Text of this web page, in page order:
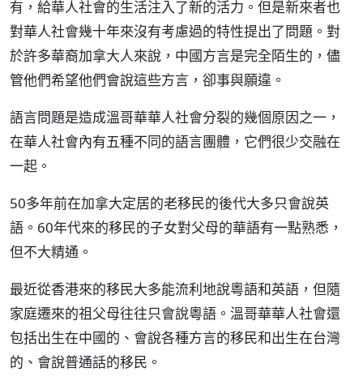
有，給華人社會的生活注入了新的活力。但是新來者也
對華人社會幾十年來沒有考慮過的特性提出了問題。對
於許多華裔加拿大人來說，中國方言是完全陌生的，儘
管他們希望他們會說這些方言，卻事與願違。
語言問題是造成溫哥華華人社會分裂的幾個原因之一，
在華人社會內有五種不同的語言團體，它們很少交融在
一起。
50多年前在加拿大定居的老移民的後代大多只會說英
語。60年代來的移民的子女對父母的華語有一點熟悉，
但不大精通。
最近從香港來的移民大多能流利地說粵語和英語，但隨
家庭遷來的祖父母往往只會說粵語。溫哥華華人社會還
包括出生在中國的、會說各種方言的移民和出生在台灣
的、會說普通話的移民。